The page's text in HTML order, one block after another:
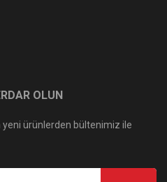
OLUN
yeni ürünlerden bültenimiz ile